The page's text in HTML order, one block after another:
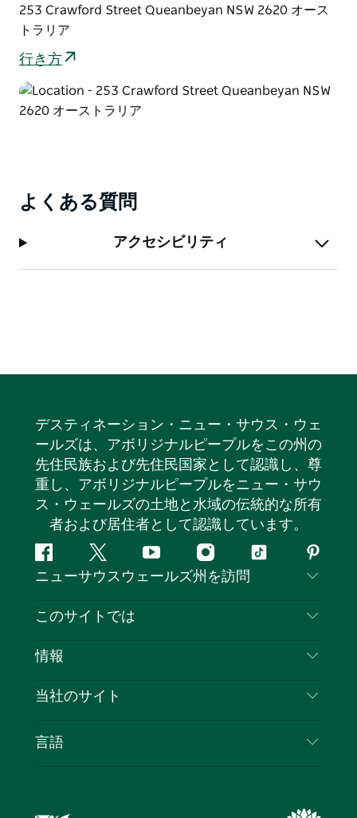
ヘリテージライブラリーはバス停が近くにあり、徒歩圏
すが、担当チームにご連絡いただければ、別のバリアフ
リー入口をご利用いただけます。
253 Crawford Street Queanbeyan NSW 2620 オース
トラリア
行き方
よくある質問
アクセシビリティ
デスティネーション・ニュー・サウス・ウェ
ールズは、アボリジナルピープルをこの州の
先住民族および先住民国家として認識し、尊
重し、アボリジナルピープルをニュー・サウ
ス・ウェールズの土地と水域の伝統的な所有
者および居住者として認識しています。
フ
ェ
ス
ッ
ツ
イ
タ
ユ
ー
イ
ン
テ
ピ
ン
レ
ト
ニューサウスウェールズ州を訪問
お問い合わせ
クッキーに関する通知
このサイトでは
目的地
イベント
情報
旅行情報
NSWでのビジネス
当社のサイト
言語